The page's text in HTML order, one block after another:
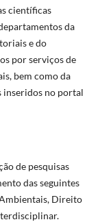
científicas
da
e do
por serviços de
bem como da
inseridos no portal
de pesquisas
das seguintes
Direito